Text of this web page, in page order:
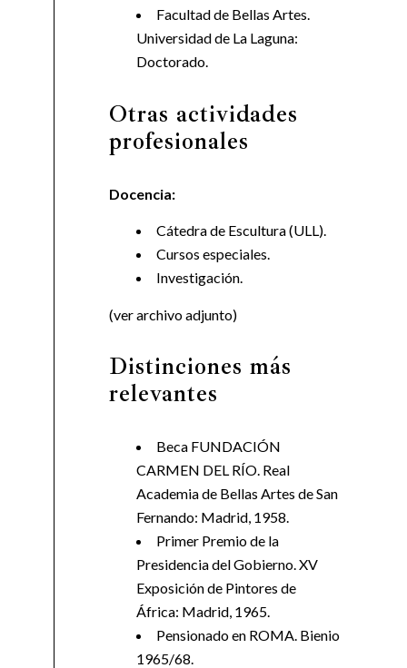
Facultad de Bellas Artes.
Universidad de La Laguna:
Doctorado.
Otras actividades
profesionales
Docencia:
Cátedra de Escultura (ULL).
Cursos especiales.
Investigación.
(ver archivo adjunto)
Distinciones más
relevantes
Beca FUNDACIÓN
CARMEN DEL RÍO. Real
Academia de Bellas Artes de San
Fernando: Madrid, 1958.
Primer Premio de la
Presidencia del Gobierno. XV
Exposición de Pintores de
África: Madrid, 1965.
Pensionado en ROMA. Bienio
1965/68.